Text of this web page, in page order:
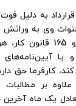
به دلیل
سنوات وی به
بر اساس مواد 27 و
یا
کارفرما حق
علاوه بر
یک ماه آخرین